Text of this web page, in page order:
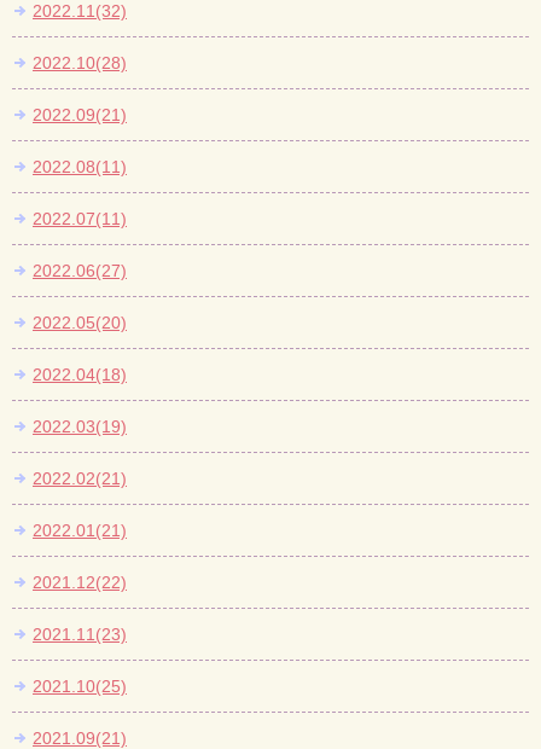
2022.11(32)
2022.10(28)
2022.09(21)
2022.08(11)
2022.07(11)
2022.06(27)
2022.05(20)
2022.04(18)
2022.03(19)
2022.02(21)
2022.01(21)
2021.12(22)
2021.11(23)
2021.10(25)
2021.09(21)